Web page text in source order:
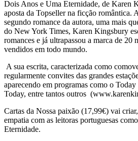
Dois Anos e Uma Eternidade, de Karen
aposta da Topseller na ficção romântica.
segundo romance da autora, uma mais
do New York Times, Karen Kingsbury
romances e já ultrapassou a marca de 20
vendidos em todo mundo.
A sua escrita, caracterizada como
regularmente convites das grandes
aparecendo em programas como o
Today, entre tantos outros
Cartas da Nossa paixão (17,99€) vai
empatia com as leitoras portuguesas
Eternidade.